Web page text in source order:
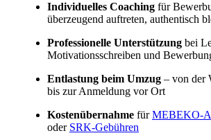
Sind in Deutschland
Pflegefachpersonen in der
Individuelles Coaching für
überzeugend auftreten, authentisch
Professionelle Unterstützung bei
Motivationsschreiben und
Entlastung beim Umzug – von der
bis zur Anmeldung vor Ort
Kostenübernahme fürMEBEKO-
oder SRK-Gebühren